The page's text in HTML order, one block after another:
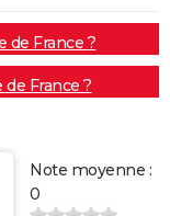
de France ?
France ?
Note moyenne :
0